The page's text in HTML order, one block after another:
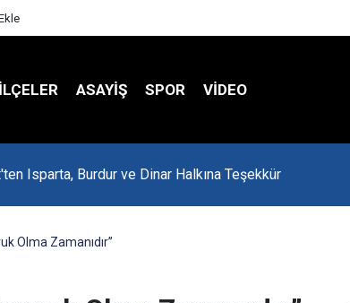
İLÇELER ASAYİŞ SPOR VIDEO
Isparta, Burdur ve Dinar Halkına Teşekkür
Olma Zamanıdır”